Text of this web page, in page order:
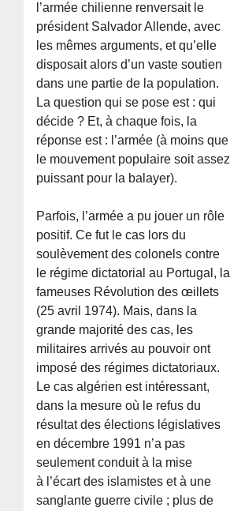
l’armée chilienne renversait le
président Salvador Allende, avec
les mêmes arguments, et qu’elle
disposait alors d’un vaste soutien
dans une partie de la population.
La question qui se pose est : qui
décide ? Et, à chaque fois, la
réponse est : l’armée (à moins que
le mouvement populaire soit assez
puissant pour la balayer).
Parfois, l’armée a pu jouer un rôle
positif. Ce fut le cas lors du
soulèvement des colonels contre
le régime dictatorial au Portugal, la
fameuses Révolution des œillets
(25 avril 1974). Mais, dans la
grande majorité des cas, les
militaires arrivés au pouvoir ont
imposé des régimes dictatoriaux.
Le cas algérien est intéressant,
dans la mesure où le refus du
résultat des élections législatives
en décembre 1991 n’a pas
seulement conduit à la mise
à l’écart des islamistes et à une
sanglante guerre civile ; plus de